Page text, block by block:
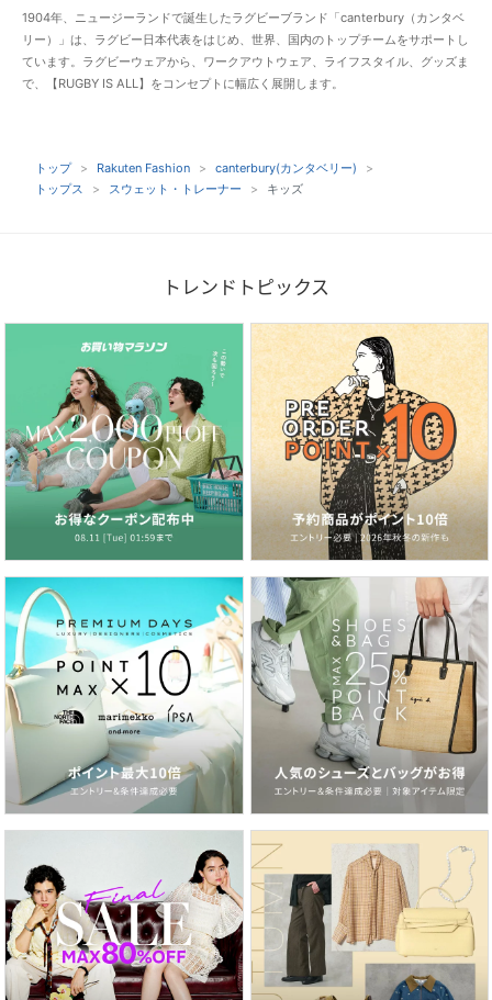
1904年、ニュージーランドで誕生したラグビーブランド「canterbury（カンタベ
リー）」は、ラグビー日本代表をはじめ、世界、国内のトップチームをサポートし
ています。ラグビーウェアから、ワークアウトウェア、ライフスタイル、グッズま
で、【RUGBY IS ALL】をコンセプトに幅広く展開します。
トップ Rakuten Fashion
canterbury(カンタベリー)
トップス
スウェット・トレーナー キッズ
トレンドトピックス